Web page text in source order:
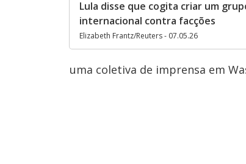
Lula disse que cogita criar um
internacional contra facções
Elizabeth Frantz/Reuters - 07.05.26
uma coletiva de imprensa em